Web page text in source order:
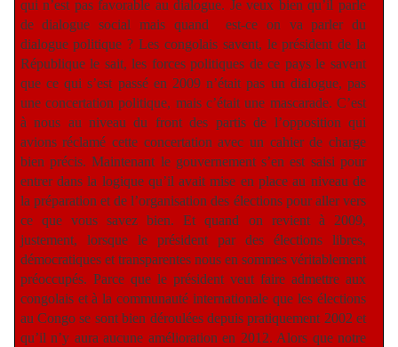
qui n’est pas favorable au dialogue. Je veux bien qu’il parle
de dialogue social mais quand
est-ce on va parler du
dialogue politique ? Les congolais savent, le président de la
République le sait, les forces politiques de ce pays le savent
que ce qui s’est passé en 2009 n’était pas un dialogue, pas
une concertation politique, mais c’était une mascarade. C’est
à nous au niveau du front des partis de l’opposition qui
avions réclamé cette concertation avec un cahier de charge
bien précis. Maintenant le gouvernement s’en est saisi pour
entrer dans la logique qu’il avait mise en place au niveau de
la préparation et de l’organisation des élections pour aller vers
ce que vous savez bien. Et quand on revient à 2009,
justement, lorsque le président par des élections libres,
démocratiques et transparentes nous en sommes véritablement
préoccupés. Parce que le président veut faire admettre aux
congolais et à la communauté internationale que les élections
au Congo se sont bien déroulées depuis pratiquement 2002 et
qu’il n’y aura aucune amélioration en 2012. Alors que notre